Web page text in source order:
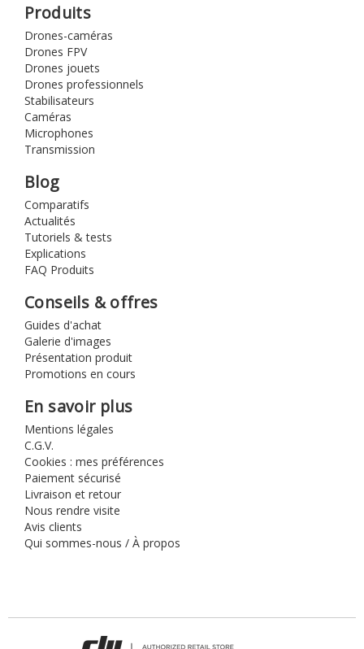
Produits
Drones-caméras
Drones FPV
Drones jouets
Drones professionnels
Stabilisateurs
Caméras
Microphones
Transmission
Blog
Comparatifs
Actualités
Tutoriels & tests
Explications
FAQ Produits
Conseils & offres
Guides d'achat
Galerie d'images
Présentation produit
Promotions en cours
En savoir plus
Mentions légales
C.G.V.
Cookies : mes préférences
Paiement sécurisé
Livraison et retour
Nous rendre visite
Avis clients
Qui sommes-nous / À propos